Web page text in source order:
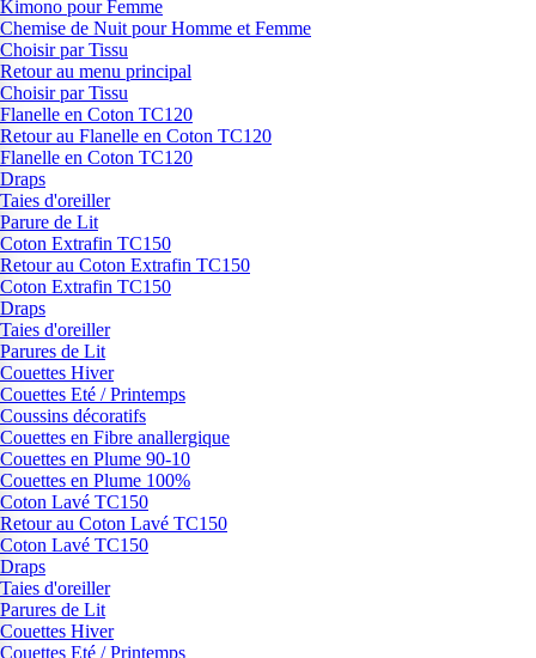
Kimono pour Femme
Chemise de Nuit pour Homme et Femme
Choisir par Tissu
Retour au menu principal
Choisir par Tissu
Flanelle en Coton TC120
Retour au Flanelle en Coton TC120
Flanelle en Coton TC120
Draps
Taies d'oreiller
Parure de Lit
Coton Extrafin TC150
Retour au Coton Extrafin TC150
Coton Extrafin TC150
Draps
Taies d'oreiller
Parures de Lit
Couettes Hiver
Couettes Eté / Printemps
Coussins décoratifs
Couettes en Fibre anallergique
Couettes en Plume 90-10
Couettes en Plume 100%
Coton Lavé TC150
Retour au Coton Lavé TC150
Coton Lavé TC150
Draps
Taies d'oreiller
Parures de Lit
Couettes Hiver
Couettes Eté / Printemps